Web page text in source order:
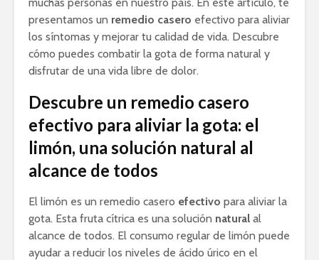
presentamos un remedio casero efectivo para aliviar
los síntomas y mejorar tu calidad de vida. Descubre
cómo puedes combatir la gota de forma natural y
disfrutar de una vida libre de dolor.
Descubre un remedio casero
efectivo para aliviar la gota: el
limón, una solución natural al
alcance de todos
El limón es un remedio casero efectivo para aliviar la
gota. Esta fruta cítrica es una solución natural al
alcance de todos. El consumo regular de limón puede
ayudar a reducir los niveles de ácido úrico en el